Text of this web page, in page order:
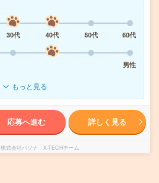
30代 40代 50代
60代
男性
もっと見る
応募へ進む 詳しく見る
株式会社パソナ X-TECHチーム